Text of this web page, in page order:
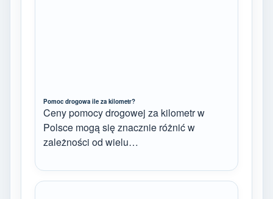
Pomoc drogowa ile za kilometr?
Ceny pomocy drogowej za kilometr w
Polsce mogą się znacznie różnić w
zależności od wielu…